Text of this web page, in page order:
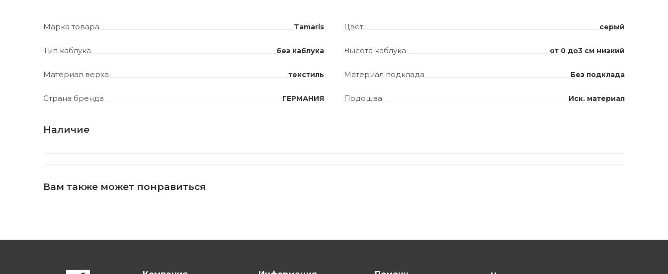
Марка товара Tamaris Цвет серый
Тип каблука без каблука Высота каблука от 0 до3 см низкий
Материал верха текстиль Материал подклада Без подклада
Страна бренда ГЕРМАНИЯ Подошва Иск. материал
Наличие
Вам также может понравиться